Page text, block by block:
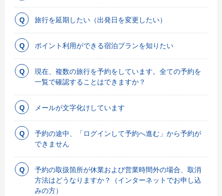
旅行を延期したい（出発日を変更したい）
ポイント利用ができる宿泊プランを知りたい
現在、複数の旅行を予約をしています。全ての予約を
一覧で確認することはできますか？
メールが文字化けしています
予約の途中、「ログインして予約へ進む」から予約が
できません
予約の取扱箇所が休業および営業時間外の場合、取消
方法はどうなりますか？（インターネットでお申し込
みの方）